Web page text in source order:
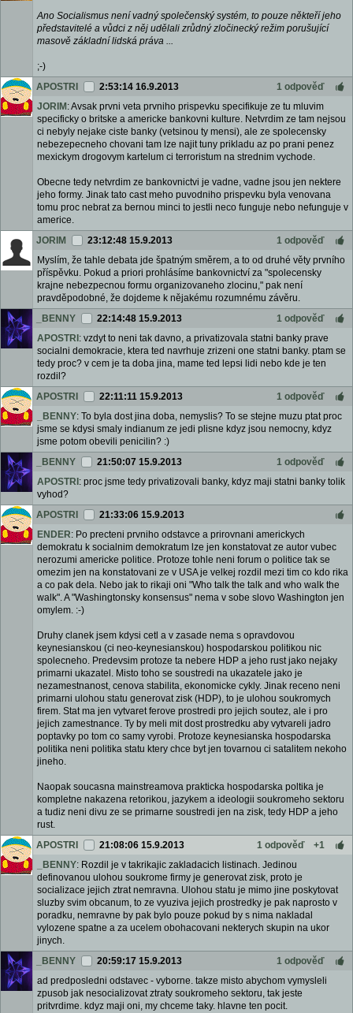
Ano Socialismus není vadný společenský systém, to pouze někteří jeho
představitelé a vůdci z něj udělali zrůdný zločinecký režim porušující
masově základní lidská práva ...
;-)
APOSTRI
2:53:14 16.9.2013
1 odpověď
JORIM : Avsak prvni veta prvniho prispevku specifikuje ze tu mluvim
specificky o britske a americke bankovni kulture. Netvrdim ze tam nejsou
ci nebyly nejake ciste banky (vetsinou ty mensi), ale ze spolecensky
nebezepecneho chovani tam lze najit tuny prikladu az po prani penez
mexickym drogovym kartelum ci terroristum na strednim vychode.
Obecne tedy netvrdim ze bankovnictvi je vadne, vadne jsou jen nektere
jeho formy. Jinak tato cast meho puvodniho prispevku byla venovana
tomu proc nebrat za bernou minci to jestli neco funguje nebo nefunguje v
americe.
JORIM
23:12:48 15.9.2013
1 odpověď
Myslím, že tahle debata jde špatným směrem, a to od druhé věty prvního
příspěvku. Pokud a priori prohlásíme bankovnictví za "spolecensky
krajne nebezpecnou formu organizovaneho zlocinu," pak není
pravděpodobné, že dojdeme k nějakému rozumnému závěru.
_BENNY
22:14:48 15.9.2013
1 odpověď
APOSTRI : vzdyt to neni tak davno, a privatizovala statni banky prave
socialni demokracie, ktera ted navrhuje zrizeni one statni banky. ptam se
tedy proc? v cem je ta doba jina, mame ted lepsi lidi nebo kde je ten
rozdil?
APOSTRI
22:11:11 15.9.2013
1 odpověď
_BENNY: To byla dost jina doba, nemyslis? To se stejne muzu ptat proc
jsme se kdysi smaly indianum ze jedi plisne kdyz jsou nemocny, kdyz
jsme potom obevili penicilin? :)
_BENNY
21:50:07 15.9.2013
1 odpověď
APOSTRI : proc jsme tedy privatizovali banky, kdyz maji statni banky tolik
vyhod?
APOSTRI
21:33:06 15.9.2013
ENDER: Po precteni prvniho odstavce a prirovnani americkych
demokratu k socialnim demokratum lze jen konstatovat ze autor vubec
nerozumi americke politice. Protoze tohle neni forum o politice tak se
omezim jen na konstatovani ze v USA je velkej rozdil mezi tim co kdo rika
a co pak dela. Nebo jak to rikaji oni "Who talk the talk and who walk the
walk". A "Washingtonsky konsensus" nema v sobe slovo Washington jen
omylem. :-)
Druhy clanek jsem kdysi cetl a v zasade nema s opravdovou
keynesianskou (ci neo-keynesianskou) hospodarskou politikou nic
spolecneho. Predevsim protoze ta nebere HDP a jeho rust jako nejaky
primarni ukazatel. Misto toho se soustredi na ukazatele jako je
nezamestnanost, cenova stabilita, ekonomicke cykly. Jinak receno neni
primarni ulohou statu generovat zisk (HDP), to je ulohou soukromych
firem. Stat ma jen vytvaret ferove prostredi pro jejich soutez, ale i pro
jejich zamestnance. Ty by meli mit dost prostredku aby vytvareli jadro
poptavky po tom co samy vyrobi. Protoze keynesianska hospodarska
politika neni politika statu ktery chce byt jen tovarnou ci satalitem nekoho
jineho.
Naopak soucasna mainstreamova prakticka hospodarska poltika je
kompletne nakazena retorikou, jazykem a ideologii soukromeho sektoru
a tudiz neni divu ze se primarne soustredi jen na zisk, tedy HDP a jeho
rust.
APOSTRI
21:08:06 15.9.2013 1 odpověď
+1
_BENNY: Rozdil je v takrikajic zakladacich listinach. Jedinou
definovanou ulohou soukrome firmy je generovat zisk, proto je
socializace jejich ztrat nemravna. Ulohou statu je mimo jine poskytovat
sluzby svim obcanum, to ze vyuziva jejich prostredky je pak naprosto v
poradku, nemravne by pak bylo pouze pokud by s nima nakladal
vylozene spatne a za ucelem obohacovani nekterych skupin na ukor
jinych.
_BENNY
20:59:17 15.9.2013
1 odpověď
ad predposledni odstavec - vyborne. takze misto abychom vymysleli
zpusob jak nesocializovat ztraty soukromeho sektoru, tak jeste
pritvrdime. kdyz maji oni, my chceme taky. hlavne ten pocit.